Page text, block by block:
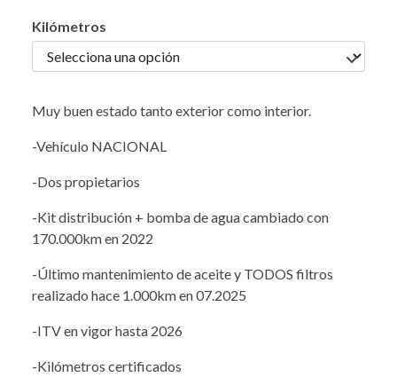
Kilómetros
Muy buen estado tanto exterior como interior.
-Vehículo NACIONAL
-Dos propietarios
-Kit distribución + bomba de agua cambiado con
170.000km en 2022
-Último mantenimiento de aceite y TODOS filtros
realizado hace 1.000km en 07.2025
-ITV en vigor hasta 2026
-Kilómetros certificados